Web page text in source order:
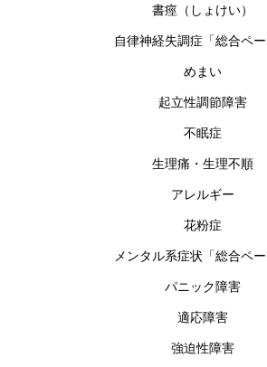
書痙（しょけい）
自律神経失調症「総合ペー
めまい
起立性調節障害
不眠症
生理痛・生理不順
アレルギー
花粉症
メンタル系症状「総合ペー
パニック障害
適応障害
強迫性障害